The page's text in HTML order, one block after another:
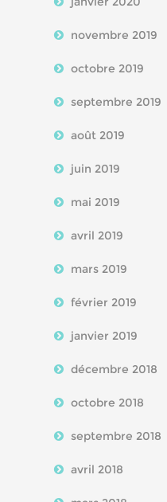
novembre 2019
octobre 2019
septembre 2019
août 2019
juin 2019
mai 2019
avril 2019
mars 2019
février 2019
janvier 2019
décembre 2018
octobre 2018
septembre 2018
avril 2018